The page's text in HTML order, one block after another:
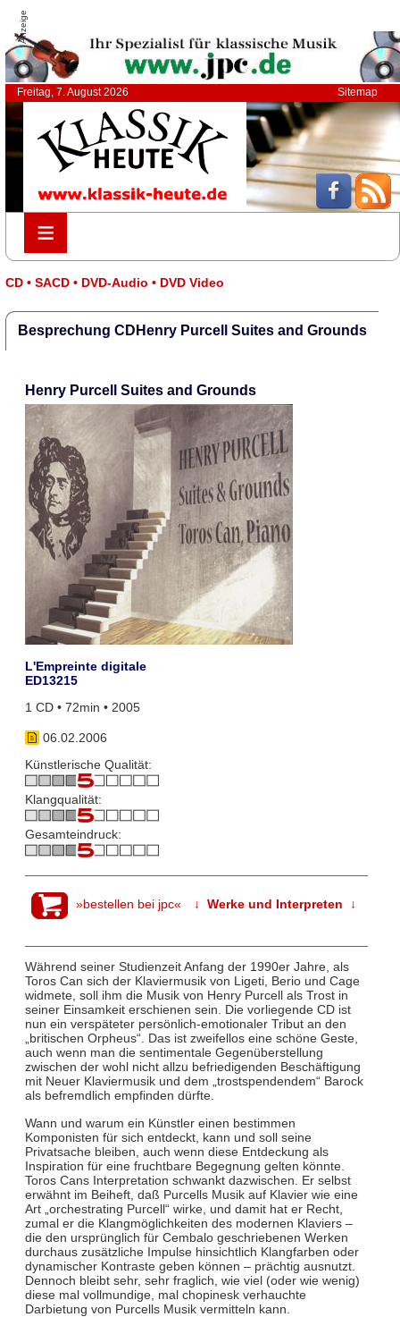
Anzeige
Freitag, 7. August 2026 Sitemap
≡
≡
CD • SACD • DVD-Audio • DVD Video
Besprechung CDHenry Purcell Suites and Grounds
Henry Purcell Suites and Grounds
L'Empreinte digitale
ED13215
1 CD • 72min • 2005
06.02.2006
Künstlerische Qualität:
Klangqualität:
Gesamteindruck:
»bestellen bei jpc« ↓ Werke und Interpreten ↓
Während seiner Studienzeit Anfang der 1990er Jahre, als
Toros Can sich der Klaviermusik von Ligeti, Berio und Cage
widmete, soll ihm die Musik von Henry Purcell als Trost in
seiner Einsamkeit erschienen sein. Die vorliegende CD ist
nun ein verspäteter persönlich-emotionaler Tribut an den
„britischen Orpheus“. Das ist zweifellos eine schöne Geste,
auch wenn man die sentimentale Gegenüberstellung
zwischen der wohl nicht allzu befriedigenden Beschäftigung
mit Neuer Klaviermusik und dem „trostspendendem“ Barock
als befremdlich empfinden dürfte.
Wann und warum ein Künstler einen bestimmen
Komponisten für sich entdeckt, kann und soll seine
Privatsache bleiben, auch wenn diese Entdeckung als
Inspiration für eine fruchtbare Begegnung gelten könnte.
Toros Cans Interpretation schwankt dazwischen. Er selbst
erwähnt im Beiheft, daß Purcells Musik auf Klavier wie eine
Art „orchestrating Purcell“ wirke, und damit hat er Recht,
zumal er die Klangmöglichkeiten des modernen Klaviers –
die den ursprünglich für Cembalo geschriebenen Werken
durchaus zusätzliche Impulse hinsichtlich Klangfarben oder
dynamischer Kontraste geben können – prächtig ausnutzt.
Dennoch bleibt sehr, sehr fraglich, wie viel (oder wie wenig)
diese mal vollmundige, mal chopinesk verhauchte
Darbietung von Purcells Musik vermitteln kann.